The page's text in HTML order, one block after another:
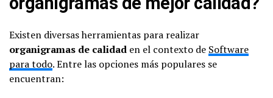
Existen diversas herramientas para realizar
organigramas de calidad en el contexto de Software
para todo. Entre las opciones más populares se
encuentran: